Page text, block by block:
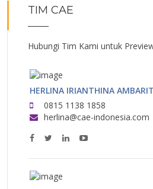
TIM CAE
Hubungi Tim Kami untuk
HERLINA IRIANTHINA
0815 1138 1858
herlina@cae-indonesia.com